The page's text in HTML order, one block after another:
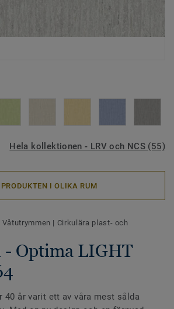
Hela kollektionen - LRV och NCS (55)
PRODUKTEN I OLIKA RUM
Våtutrymmen | Cirkulära plast- och
- Optima LIGHT
40 år varit ett av våra mest sålda